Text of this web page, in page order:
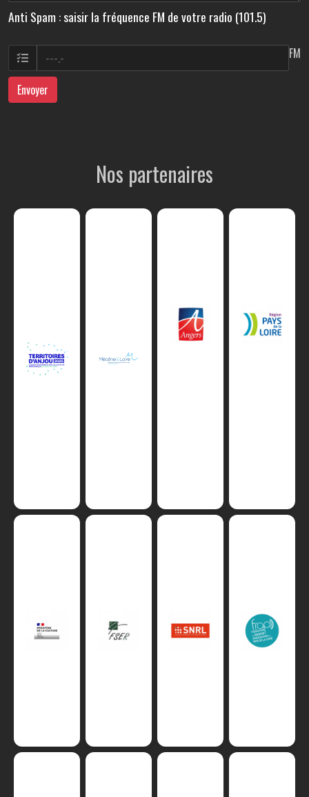
Anti Spam : saisir la fréquence FM de votre radio (101.5)
FM
Envoyer
Nos partenaires